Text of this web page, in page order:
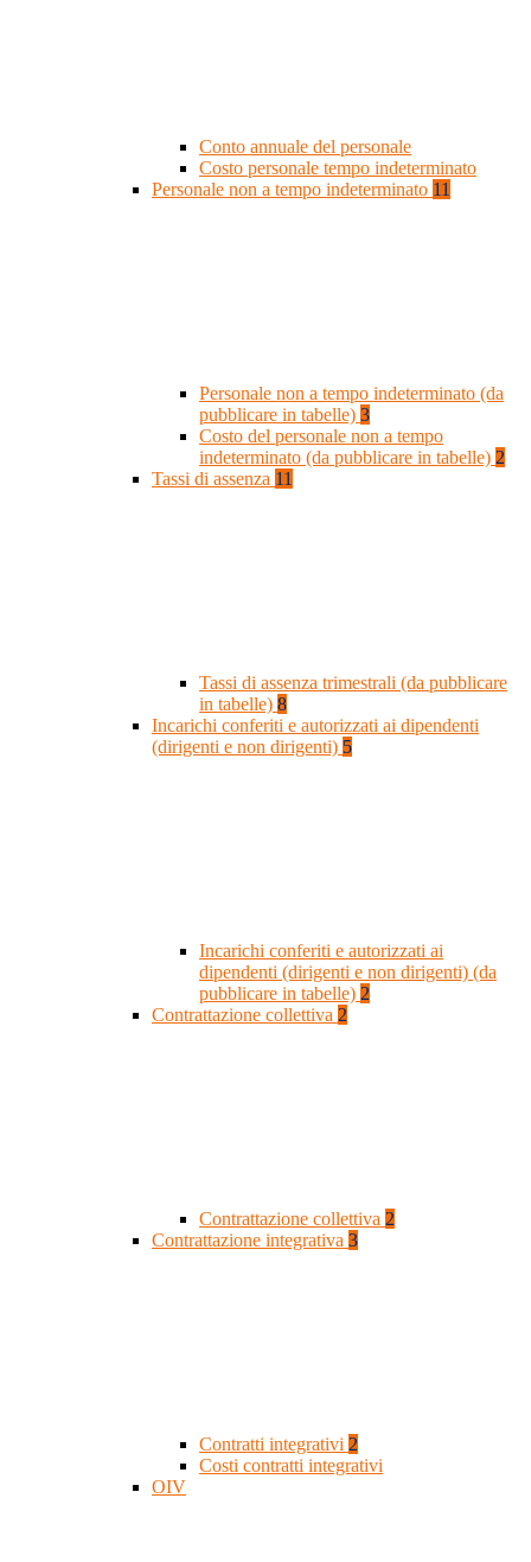
Conto annuale del personale
Costo personale tempo indeterminato
Personale non a tempo indeterminato 11
Personale non a tempo indeterminato (da
pubblicare in tabelle) 3
Costo del personale non a tempo
indeterminato (da pubblicare in tabelle) 2
Tassi di assenza 11
Tassi di assenza trimestrali (da pubblicare
in tabelle) 8
Incarichi conferiti e autorizzati ai dipendenti
(dirigenti e non dirigenti) 5
Incarichi conferiti e autorizzati ai
dipendenti (dirigenti e non dirigenti) (da
pubblicare in tabelle) 2
Contrattazione collettiva 2
Contrattazione collettiva 2
Contrattazione integrativa 3
Contratti integrativi 2
Costi contratti integrativi
OIV